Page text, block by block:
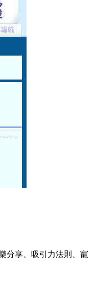
分享、吸引力法則、寵